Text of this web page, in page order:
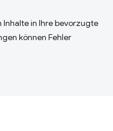
in Ihre bevorzugte
können Fehler